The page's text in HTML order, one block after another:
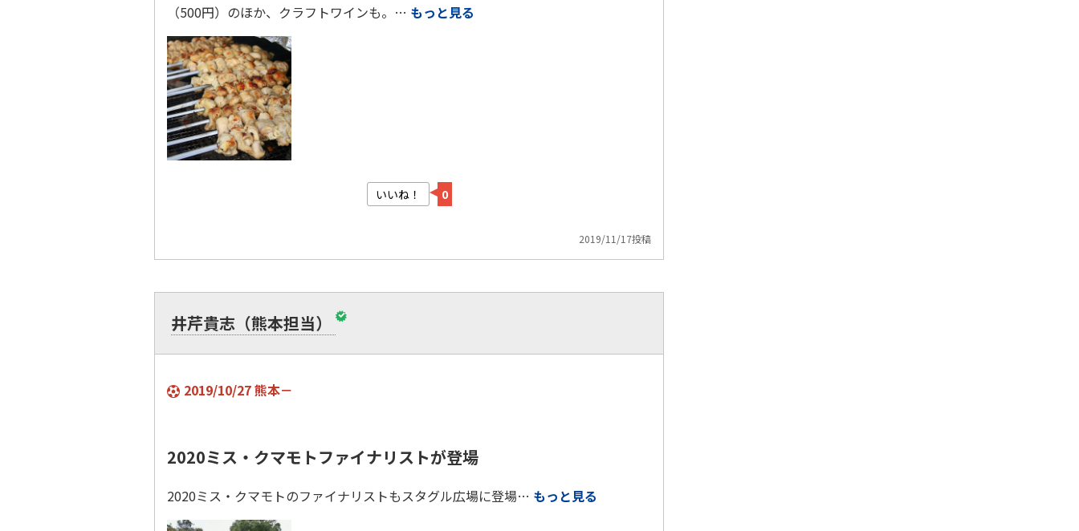
（500円）のほか、クラフトワインも。… もっと見る
いいね！ 0
2019/11/17投稿
井芹貴志（熊本担当）
2019/10/27 熊本－
2020ミス・クマモトファイナリストが登場
2020ミス・クマモトのファイナリストもスタグル広場に登場… もっと見る